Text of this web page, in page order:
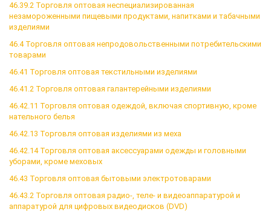
46.39.2 Торговля оптовая неспециализированная
незамороженными пищевыми продуктами, напитками и табачными
изделиями
46.4 Торговля оптовая непродовольственными потребительскими
товарами
46.41 Торговля оптовая текстильными изделиями
46.41.2 Торговля оптовая галантерейными изделиями
46.42.11 Торговля оптовая одеждой, включая спортивную, кроме
нательного белья
46.42.13 Торговля оптовая изделиями из меха
46.42.14 Торговля оптовая аксессуарами одежды и головными
уборами, кроме меховых
46.43 Торговля оптовая бытовыми электротоварами
46.43.2 Торговля оптовая радио-, теле- и видеоаппаратурой и
аппаратурой для цифровых видеодисков (DVD)